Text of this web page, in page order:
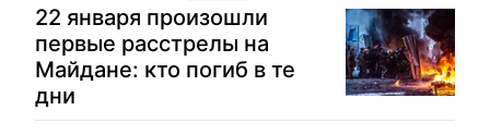
22 января произошли
первые расстрелы на
Майдане: кто погиб в те
дни